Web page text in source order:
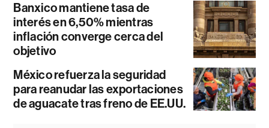
Banxico mantiene tasa de
interés en 6,50% mientras
inflación converge cerca del
objetivo
México refuerza la seguridad
para reanudar las exportaciones
de aguacate tras freno de EE.UU.